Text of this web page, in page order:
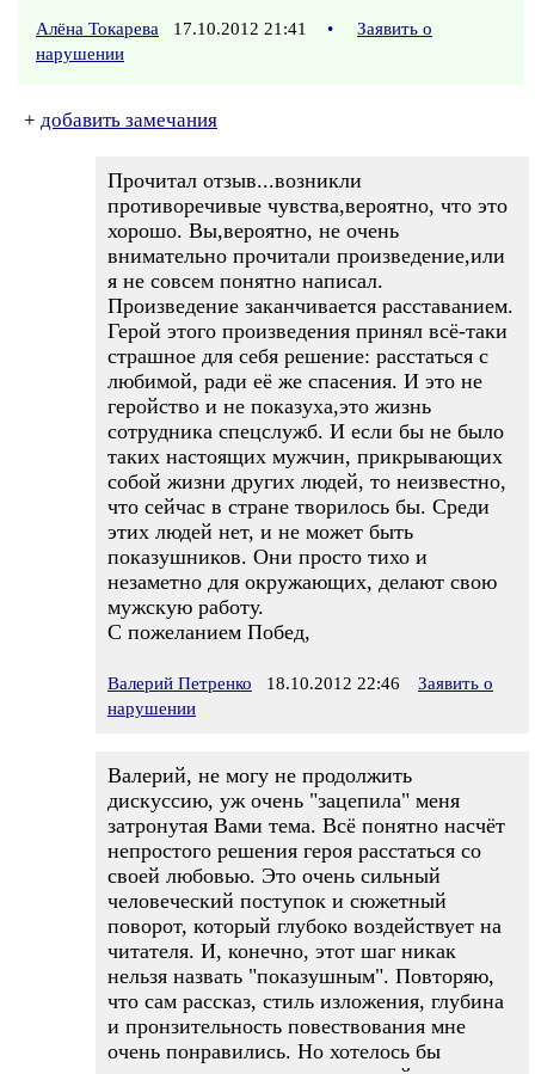
Алёна Токарева 17.10.2012 21:41 •
Заявить о
нарушении
+ добавить замечания
Прочитал отзыв...возникли
противоречивые чувства,вероятно, что это
хорошо. Вы,вероятно, не очень
внимательно прочитали произведение,или
я не совсем понятно написал.
Произведение заканчивается расставанием.
Герой этого произведения принял всё-таки
страшное для себя решение: расстаться с
любимой, ради её же спасения. И это не
геройство и не показуха,это жизнь
сотрудника спецслужб. И если бы не было
таких настоящих мужчин, прикрывающих
собой жизни других людей, то неизвестно,
что сейчас в стране творилось бы. Среди
этих людей нет, и не может быть
показушников. Они просто тихо и
незаметно для окружающих, делают свою
мужскую работу.
С пожеланием Побед,
Валерий Петренко 18.10.2012 22:46
Заявить о
нарушении
Валерий, не могу не продолжить
дискуссию, уж очень "зацепила" меня
затронутая Вами тема. Всё понятно насчёт
непростого решения героя расстаться со
своей любовью. Это очень сильный
человеческий поступок и сюжетный
поворот, который глубоко воздействует на
читателя. И, конечно, этот шаг никак
нельзя назвать "показушным". Повторяю,
что сам рассказ, стиль изложения, глубина
и пронзительность повествования мне
очень понравились. Но хотелось бы